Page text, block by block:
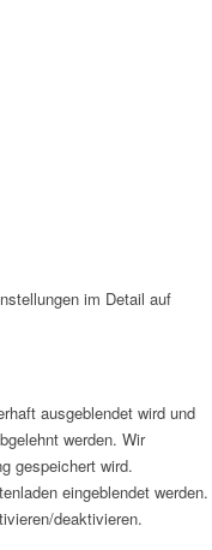
im Detail auf
ausgeblendet wird und
werden. Wir
gespeichert wird.
eingeblendet werden.
deaktivieren.